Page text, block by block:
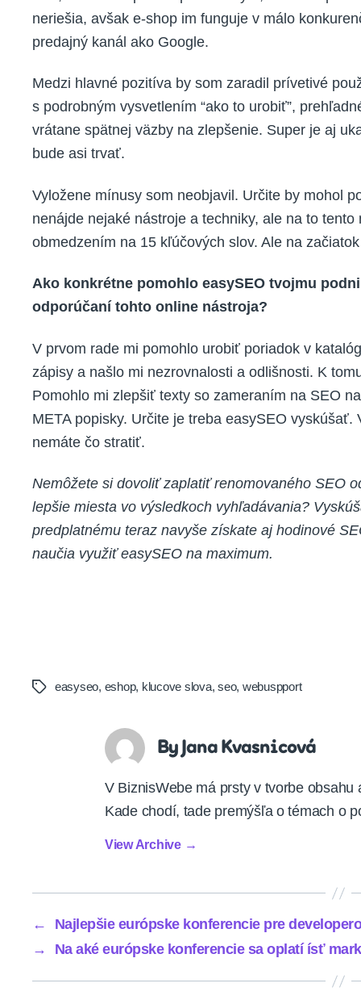
neriešia, avšak e-shop im funguje v málo
predajný kanál ako Google.
Medzi hlavné pozitíva by som zaradil prívetivé
s podrobným vysvetlením “ako to urobiť”,
vrátane spätnej väzby na zlepšenie. Super je aj
bude asi trvať.
Vyložene mínusy som neobjavil. Určite by mohol
nenájde nejaké nástroje a techniky, ale na to
obmedzením na 15 kľúčových slov. Ale na
Ako konkrétne pomohlo easySEO tvojmu
odporúčaní tohto online nástroja?
V prvom rade mi pomohlo urobiť poriadok v
zápisy a našlo mi nezrovnalosti a odlišnosti. K
Pomohlo mi zlepšiť texty so zameraním na SEO
META popisky. Určite je treba easySEO
nemáte čo stratiť.
Nemôžete si dovoliť zaplatiť renomovaného SEO
lepšie miesta vo výsledkoch vyhľadávania?
predplatnému teraz navyše získate aj hodinové
naučia využiť easySEO na maximum.
Tagseasyseo, eshop, klucove slova,seo, webuspport
By Jana Kvasnicová
V BiznisWebe má prsty v tvorbe
Kade chodí, tade premýšľa o témach o
View Archive →
←
Najlepšie európske konferencie pre
→
Na aké európske konferencie sa oplatí ísť